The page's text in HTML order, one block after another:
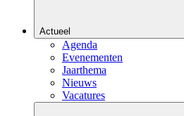
Actueel
Agenda
Evenementen
Jaarthema
Nieuws
Vacatures